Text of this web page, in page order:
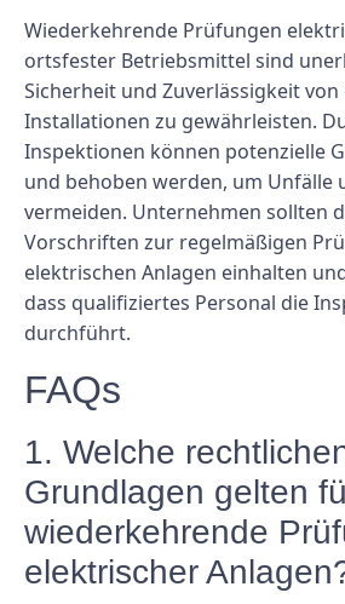
Wiederkehrende Prüfungen
ortsfester Betriebsmittel sind
Sicherheit und Zuverlässigkeit
Installationen zu gewährleisten.
Inspektionen können potenzielle
und behoben werden, um Unfälle
vermeiden. Unternehmen sollten
Vorschriften zur regelmäßigen
elektrischen Anlagen einhalten
dass qualifiziertes Personal die
durchführt.
FAQs
1. Welche
Grundlagen gelten
wiederkehrende
elektrischer